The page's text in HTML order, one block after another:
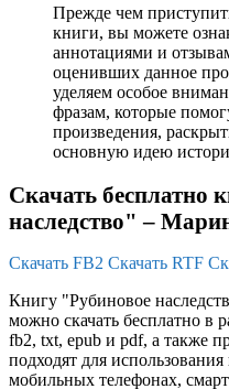
Прежде чем
книги, вы можете
аннотациями и
оценивших данное
уделяем особое
фразам, которые
произведения,
основную идею
Скачать бесплатно
наследство" –
Скачать FB2 Скачать RTF
Книгу "Рубиновое
можно скачать бесплатно в
fb2, txt, epub и pdf, а также
подходят для
мобильных телефонах,